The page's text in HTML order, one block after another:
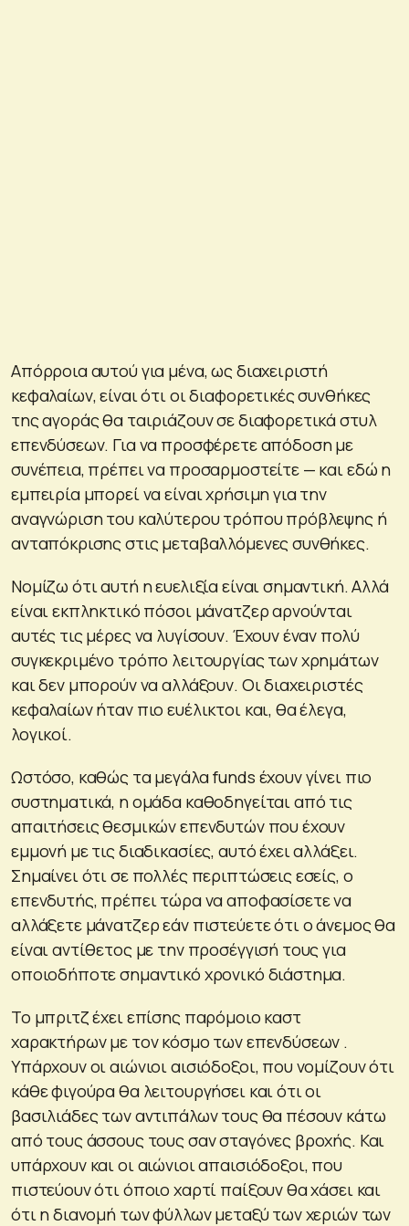
Απόρροια αυτού για μένα, ως διαχειριστή
κεφαλαίων, είναι ότι οι διαφορετικές συνθήκες
της αγοράς θα ταιριάζουν σε διαφορετικά στυλ
επενδύσεων. Για να προσφέρετε απόδοση με
συνέπεια, πρέπει να προσαρμοστείτε — και εδώ η
εμπειρία μπορεί να είναι χρήσιμη για την
αναγνώριση του καλύτερου τρόπου πρόβλεψης ή
ανταπόκρισης στις μεταβαλλόμενες συνθήκες.
Νομίζω ότι αυτή η ευελιξία είναι σημαντική. Αλλά
είναι εκπληκτικό πόσοι μάνατζερ αρνούνται
αυτές τις μέρες να λυγίσουν. Έχουν έναν πολύ
συγκεκριμένο τρόπο λειτουργίας των χρημάτων
και δεν μπορούν να αλλάξουν. Οι διαχειριστές
κεφαλαίων ήταν πιο ευέλικτοι και, θα έλεγα,
λογικοί.
Ωστόσο, καθώς τα μεγάλα funds έχουν γίνει πιο
συστηματικά, η ομάδα καθοδηγείται από τις
απαιτήσεις θεσμικών επενδυτών που έχουν
εμμονή με τις διαδικασίες, αυτό έχει αλλάξει.
Σημαίνει ότι σε πολλές περιπτώσεις εσείς, ο
επενδυτής, πρέπει τώρα να αποφασίσετε να
αλλάξετε μάνατζερ εάν πιστεύετε ότι ο άνεμος θα
είναι αντίθετος με την προσέγγισή τους για
οποιοδήποτε σημαντικό χρονικό διάστημα.
Το μπριτζ έχει επίσης παρόμοιο καστ
χαρακτήρων με τον κόσμο των επενδύσεων .
Υπάρχουν οι αιώνιοι αισιόδοξοι, που νομίζουν ότι
κάθε φιγούρα θα λειτουργήσει και ότι οι
βασιλιάδες των αντιπάλων τους θα πέσουν κάτω
από τους άσσους τους σαν σταγόνες βροχής. Και
υπάρχουν και οι αιώνιοι απαισιόδοξοι, που
πιστεύουν ότι όποιο χαρτί παίξουν θα χάσει και
ότι η διανομή των φύλλων μεταξύ των χεριών των